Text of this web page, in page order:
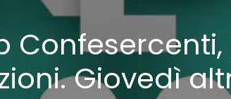
Giovedì